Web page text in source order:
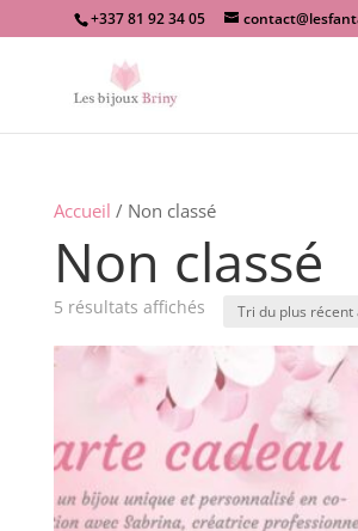
+337 81 92 34 05
Accueil / Non classé
Non classé
5 résultats affichésTrié
plus
récent
au
plus
ancien